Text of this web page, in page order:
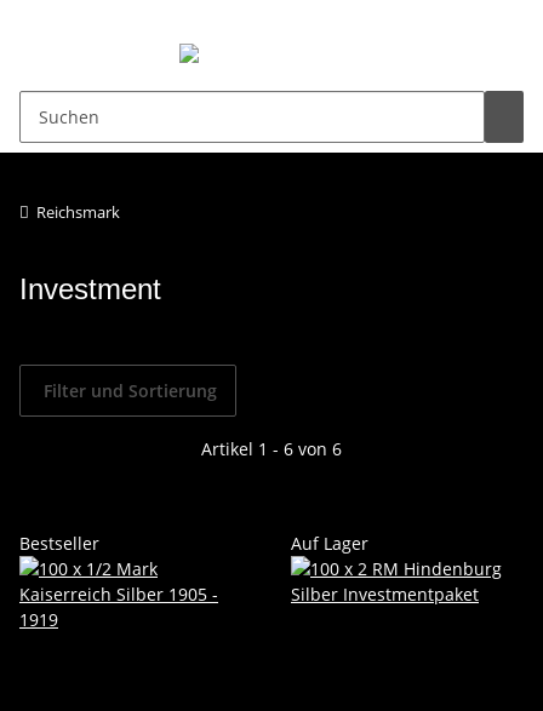
Reichsmark
Investment
Filter und Sortierung
Artikel 1 - 6 von 6
Bestseller Auf Lager